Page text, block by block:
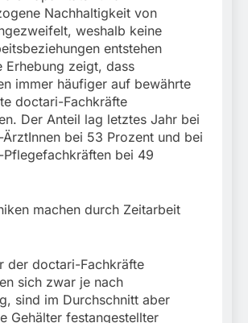
Nachhaltigkeit von
weshalb keine
entstehen
Erhebung zeigt, dass
immer häufiger auf bewährte
doctari-Fachkräfte
Der Anteil lag letztes Jahr bei
bei 53 Prozent und bei
bei 49
machen durch Zeitarbeit
der doctari-Fachkräfte
sich zwar je nach
sind im Durchschnitt aber
Gehälter festangestellter